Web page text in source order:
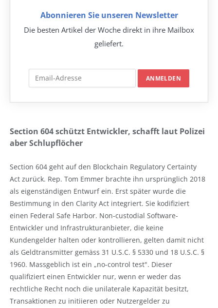
Abonnieren Sie unseren Newsletter
Die besten Artikel der Woche direkt in ihre Mailbox
geliefert.
Section 604 schützt Entwickler, schafft laut Polizei
aber Schlupflöcher
Section 604 geht auf den Blockchain Regulatory Certainty
Act zurück. Rep. Tom Emmer brachte ihn ursprünglich 2018
als eigenständigen Entwurf ein. Erst später wurde die
Bestimmung in den Clarity Act integriert. Sie kodifiziert
einen Federal Safe Harbor. Non-custodial Software-
Entwickler und Infrastrukturanbieter, die keine
Kundengelder halten oder kontrollieren, gelten damit nicht
als Geldtransmitter gemäss 31 U.S.C. § 5330 und 18 U.S.C. §
1960. Massgeblich ist ein „no-control test". Dieser
qualifiziert einen Entwickler nur, wenn er weder das
rechtliche Recht noch die unilaterale Kapazität besitzt,
Transaktionen zu initiieren oder Nutzergelder zu